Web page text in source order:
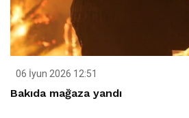
06 İyun 2026 12:51
Bakıda mağaza yandı